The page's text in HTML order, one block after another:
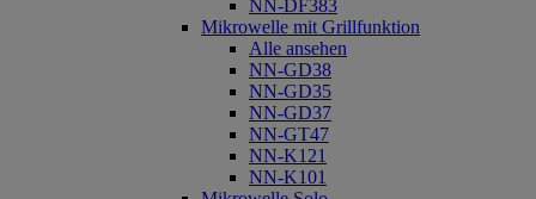
NN-DF383
Mikrowelle mit Grillfunktion
Alle ansehen
NN-GD38
NN-GD35
NN-GD37
NN-GT47
NN-K121
NN-K101